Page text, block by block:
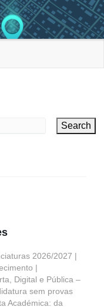
Search
2026/2027 |
|
Digital e Pública –
sem provas
Académica: da